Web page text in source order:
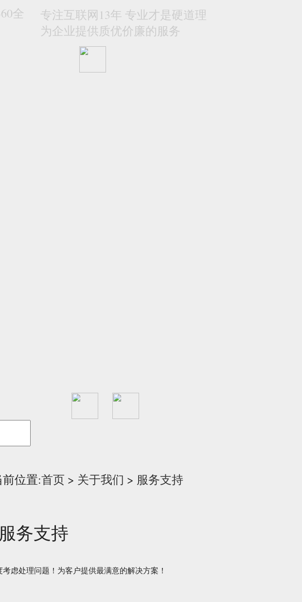
全
专注互联网13年 专业才是硬道理
为企业提供质优价廉的服务
前位置:首页 > 关于我们 > 服务支持
服务支持
虑处理问题！为客户提供最满意的解决方案！